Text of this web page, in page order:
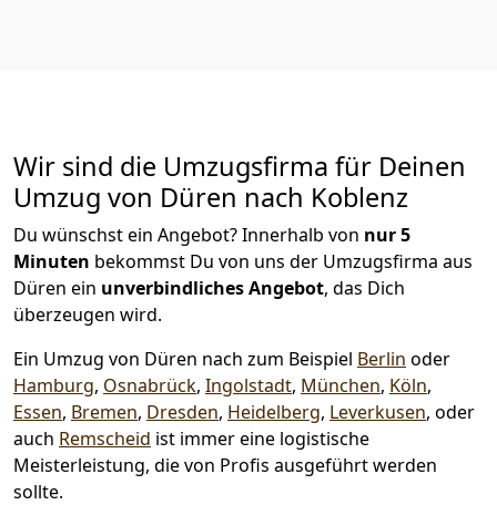
Wir sind die Umzugsfirma für Deinen
Umzug von Düren nach Koblenz
Du wünschst ein Angebot? Innerhalb von nur 5
Minuten bekommst Du von uns der Umzugsfirma aus
Düren ein unverbindliches Angebot, das Dich
überzeugen wird.
Ein Umzug von Düren nach zum Beispiel Berlin oder
Hamburg, Osnabrück, Ingolstadt, München, Köln,
Essen, Bremen, Dresden, Heidelberg, Leverkusen, oder
auch Remscheid ist immer eine logistische
Meisterleistung, die von Profis ausgeführt werden
sollte.